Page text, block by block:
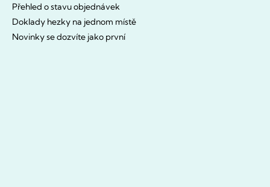
Přehled o stavu objednávek
Doklady hezky na jednom místě
Novinky se dozvíte jako první